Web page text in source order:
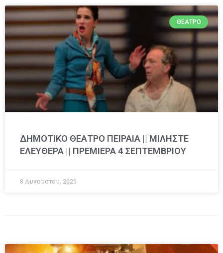
ΘΈΑΤΡΟ
ΔΗΜΟΤΙΚΟ ΘΕΑΤΡΟ ΠΕΙΡΑΙΑ || ΜΙΛΗΣΤΕ
ΕΛΕΥΘΕΡΑ || ΠΡΕΜΙΕΡΑ 4 ΣΕΠΤΕΜΒΡΙΟΥ
8 Αυγούστου, 2026